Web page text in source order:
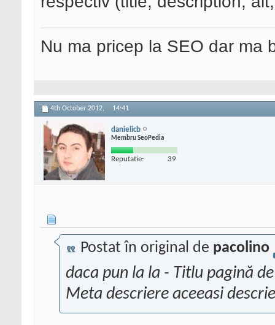
Nu ma pricep la SEO dar ma
4th October 2012, 14:41
danielicb
Membru SeoPedia
Reputatie: 39
Postat în original de pacolino
daca pun la la - Titlu pagină
Meta descriere aceeasi